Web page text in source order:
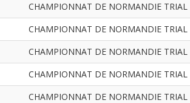
CHAMPIONNAT DE NORMANDIE
CHAMPIONNAT DE NORMANDIE
CHAMPIONNAT DE NORMANDIE
CHAMPIONNAT DE NORMANDIE
CHAMPIONNAT DE NORMANDIE